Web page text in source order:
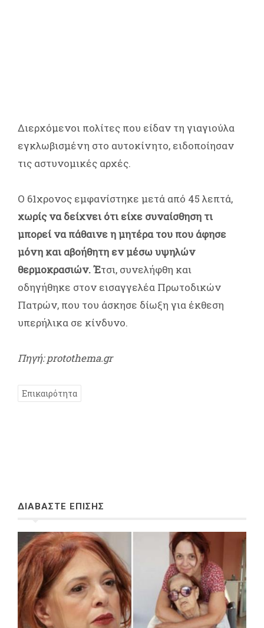
Διερχόμενοι πολίτες που είδαν τη γιαγιούλα
εγκλωβισμένη στο αυτοκίνητο, ειδοποίησαν
τις αστυνομικές αρχές.
Ο 61χρονος εμφανίστηκε μετά από 45 λεπτά,
χωρίς να δείχνει ότι είχε συναίσθηση τι
μπορεί να πάθαινε η μητέρα του που άφησε
μόνη και αβοήθητη εν μέσω υψηλών
θερμοκρασιών. Έτσι, συνελήφθη και
οδηγήθηκε στον εισαγγελέα Πρωτοδικών
Πατρών, που του άσκησε δίωξη για έκθεση
υπερήλικα σε κίνδυνο.
Πηγή: protothema.gr
Επικαιρότητα
ΔΙΑΒΑΣΤΕ ΕΠΙΣΗΣ